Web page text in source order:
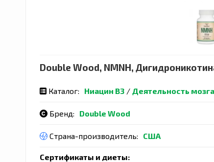
Double Wood, NMNH,
Каталог: Ниацин В3 / Деятельность мозга
Бренд: Double Wood
Страна-производитель: США
Сертификаты и диеты: